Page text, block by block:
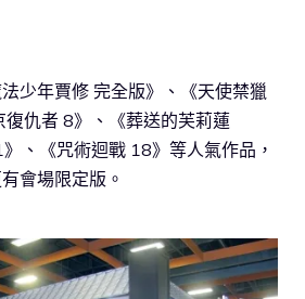
少年賈修 完全版》、《天使禁獵
復仇者 8》、《葬送的芙莉蓮
、《咒術迴戰 18》等人氣作品，
會場限定版。